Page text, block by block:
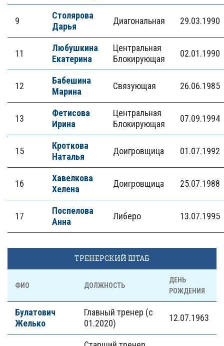
9
Столярова
Дарья
Диагональная 29.03.1990
11
Любушкина
Екатерина
Центральная
Блокирующая
02.01.1990
12
Бабешина
Марина
Связующая 26.06.1985
13
Фетисова
Ирина
Центральная
Блокирующая
07.09.1994
15
Кроткова
Наталья
Доигровщица 01.07.1992
16
Хавелкова
Хелена
Доигровщица 25.07.1988
17
Поспелова
Анна
Либеро 13.07.1995
ТРЕНЕРСКИЙ ШТАБ
ФИО ДОЛЖНОСТЬ
ДЕНЬ
РОЖДЕНИЯ
Булатович
Желько
Главный тренер (с
01.2020)
12.07.1963